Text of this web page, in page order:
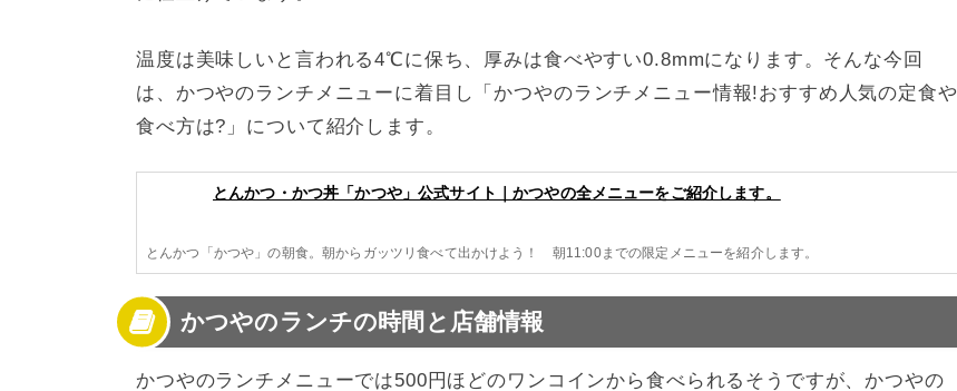
温度は美味しいと言われる4℃に保ち、厚みは食べやすい0.8mmになります。そんな今回
は、かつやのランチメニューに着目し「かつやのランチメニュー情報!おすすめ人気の定食や
食べ方は?」について紹介します。
とんかつ・かつ丼「かつや」公式サイト｜かつやの全メニューをご紹介します。
とんかつ「かつや」の朝食。朝からガッツリ食べて出かけよう！ 朝11:00までの限定メニューを紹介します。
かつやのランチの時間と店舗情報
かつやのランチメニューでは500円ほどのワンコインから食べられるそうですが、かつやの